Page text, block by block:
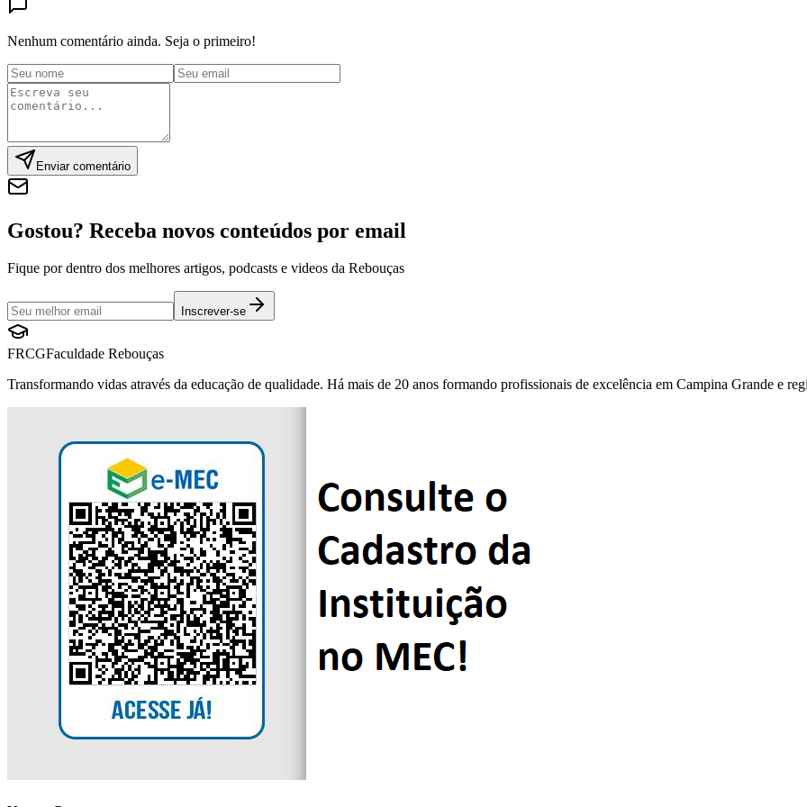
Nenhum comentário ainda. Seja o primeiro!
Enviar comentário
Gostou? Receba novos conteúdos por email
Fique por dentro dos melhores artigos, podcasts e videos da Rebouças
Inscrever-se
FRCGFaculdade Rebouças
Transformando vidas através da educação de qualidade. Há mais de 20 anos formando profissionais de excelência em Campina Grande e